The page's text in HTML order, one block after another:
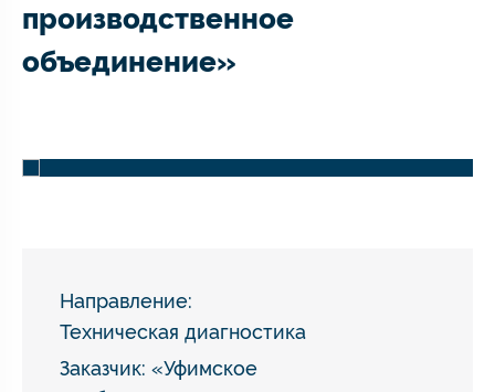
производственное
объединение»
Направление:
Техническая диагностика
Заказчик: «Уфимское